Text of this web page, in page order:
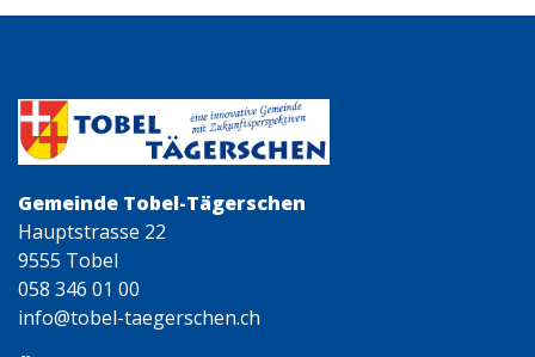
Gemeinde Tobel-Tägerschen
Hauptstrasse 22
9555 Tobel
058 346 01 00
info@tobel-taegerschen.ch